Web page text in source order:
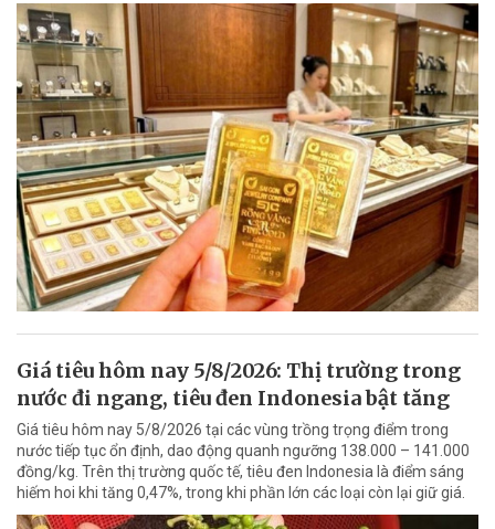
Giá tiêu hôm nay 5/8/2026: Thị trường trong
nước đi ngang, tiêu đen Indonesia bật tăng
Giá tiêu hôm nay 5/8/2026 tại các vùng trồng trọng điểm trong
nước tiếp tục ổn định, dao động quanh ngưỡng 138.000 – 141.000
đồng/kg. Trên thị trường quốc tế, tiêu đen Indonesia là điểm sáng
hiếm hoi khi tăng 0,47%, trong khi phần lớn các loại còn lại giữ giá.